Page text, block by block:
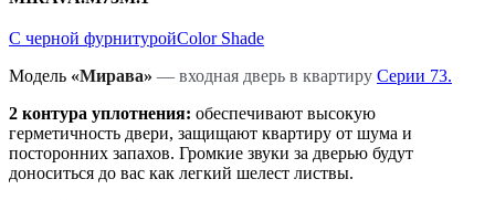
С черной фурнитуройColor Shade
Модель «Мирава» — входная дверь в квартиру Серии 73.
2 контура уплотнения: обеспечивают высокую
герметичность двери, защищают квартиру от шума и
посторонних запахов. Громкие звуки за дверью будут
доноситься до вас как легкий шелест листвы.